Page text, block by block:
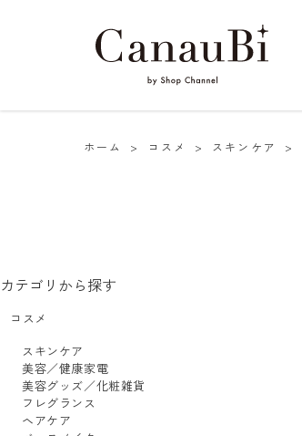
ホーム > コスメ > スキンケア >
カテゴリから探す
コスメ
スキンケア
美容／健康家電
美容グッズ／化粧雑貨
フレグランス
ヘアケア